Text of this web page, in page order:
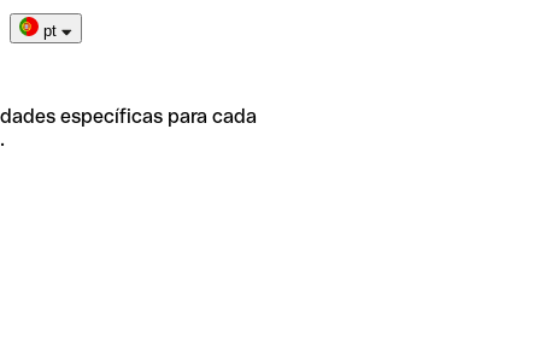
pt
específicas para cada